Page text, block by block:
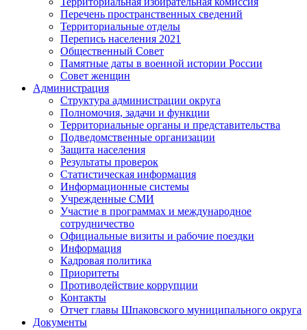
Перечень пространственных сведений
Территориальные отделы
Перепись населения 2021
Общественный Совет
Памятные даты в военной истории России
Совет женщин
Администрация
Структура администрации округа
Полномочия, задачи и функции
Территориальные органы и представительства
Подведомственные организации
Защита населения
Результаты проверок
Статистическая информация
Информационные системы
Учрежденные СМИ
Участие в программах и международное
сотрудничество
Официальные визиты и рабочие поездки
Информация
Кадровая политика
Приоритеты
Противодействие коррупции
Контакты
Отчет главы Шпаковского муниципального округа
Документы